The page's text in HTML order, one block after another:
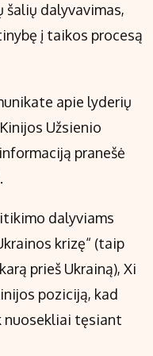
dalyvavimas,
į taikos procesą
apie lyderių
Užsienio
pranešė
dalyviams
krizę“ (taip
prieš Ukrainą), Xi
poziciją, kad
nuosekliai tęsiant